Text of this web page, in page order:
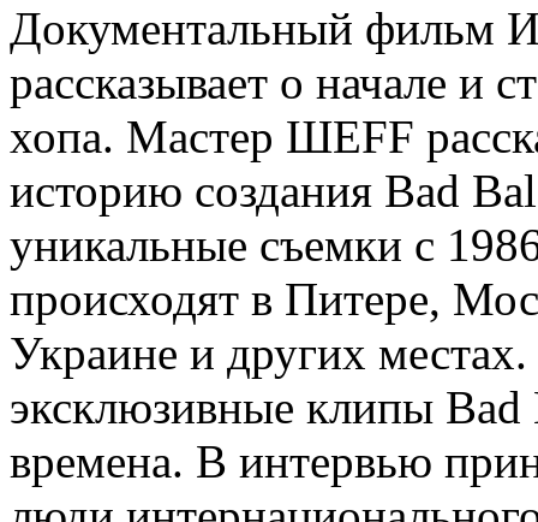
Документальный фильм
рассказывает о начале и
хопа. Мастер ШЕFF
историю создания Bad
уникальные съемки с
происходят в Питере,
Украине и других
эксклюзивные клипы Bad
времена. В интервью